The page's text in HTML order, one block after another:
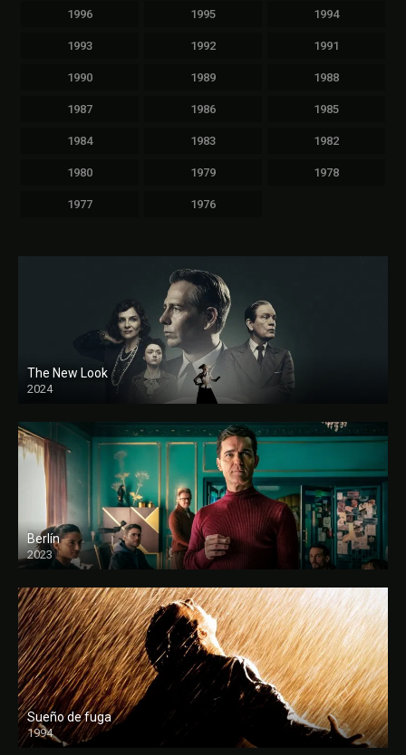
1996 1995 1994
1993 1992 1991
1990 1989 1988
1987 1986 1985
1984 1983 1982
1980 1979 1978
1977 1976
The New Look
2024
Berlín
2023
Sueño de fuga
1994
FULL HD